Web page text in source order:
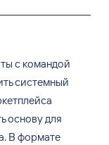
с командой
системный
основу для
В формате